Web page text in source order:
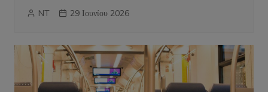
NT 29 Ιουνίου 2026